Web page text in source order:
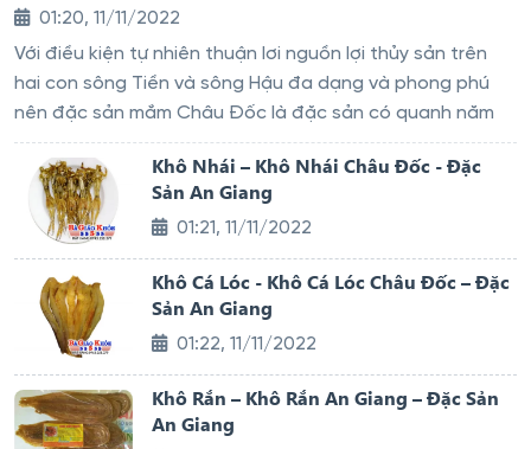
01:20, 11/11/2022
Với điều kiện tự nhiên thuận lơi nguồn lợi thủy sản trên
hai con sông Tiền và sông Hậu đa dạng và phong phú
nên đặc sản mắm Châu Đốc là đặc sản có quanh năm
Khô Nhái – Khô Nhái Châu Đốc - Đặc
Sản An Giang
01:21, 11/11/2022
Khô Cá Lóc - Khô Cá Lóc Châu Đốc – Đặc
Sản An Giang
01:22, 11/11/2022
Khô Rắn – Khô Rắn An Giang – Đặc Sản
An Giang